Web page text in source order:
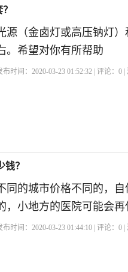
源（金卤灯或高压钠灯
。希望对你有所帮助
布时间：2020-03-23 01:52:32 | 评论：0
？
同的城市价格不同的，
，小地方的医院可能会再
布时间：2020-03-23 01:44:10 | 评论：0